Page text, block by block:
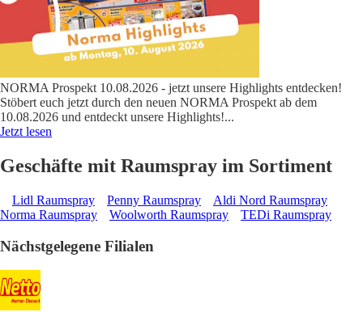
NORMA Prospekt 10.08.2026 - jetzt unsere Highlights entdecken!
Stöbert euch jetzt durch den neuen NORMA Prospekt ab dem
10.08.2026 und entdeckt unsere Highlights!...
Jetzt lesen
Geschäfte mit Raumspray im Sortiment
Lidl Raumspray Penny Raumspray
Aldi Nord Raumspray
Norma Raumspray
Woolworth Raumspray TEDi Raumspray
Nächstgelegene Filialen